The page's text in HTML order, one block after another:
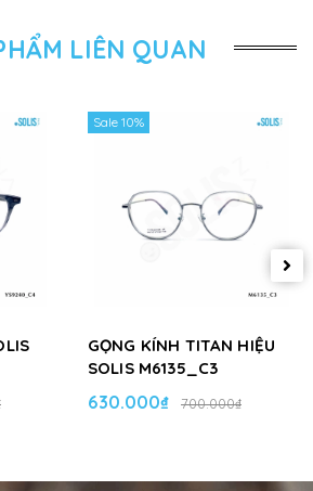
LIÊN QUAN
Sale 10%
GỌNG KÍNH TITAN HIỆU
SOLIS M6135_C3
630.000₫ 700.000₫